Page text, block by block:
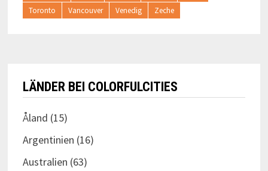
Toronto
Vancouver Venedig Zeche
LÄNDER BEI COLORFULCITIES
Åland (15)
Argentinien (16)
Australien (63)